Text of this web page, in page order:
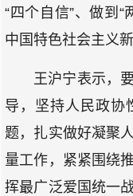
“四个自信”、做到
中国特色社会主义
王沪宁表示，
导，坚持人民政协
题，扎实做好凝聚
量工作，紧紧围绕
挥最广泛爱国统一